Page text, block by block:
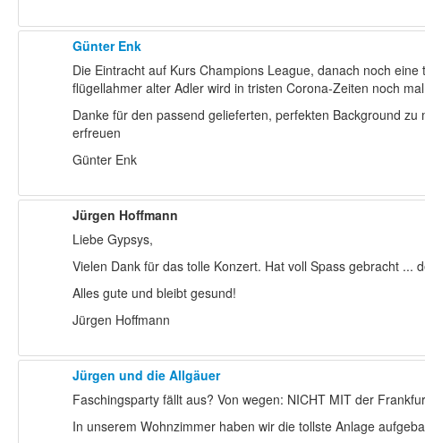
Günter Enk
Die Eintracht auf Kurs Champions League, danach noch
flügellahmer alter Adler wird in tristen Corona-Zeiten noch
Danke für den passend gelieferten, perfekten Background
erfreuen
Günter Enk
Jürgen Hoffmann
Liebe Gypsys,
Vielen Dank für das tolle Konzert. Hat voll Spass gebracht ...
Alles gute und bleibt gesund!
Jürgen Hoffmann
Jürgen und die Allgäuer
Faschingsparty fällt aus? Von wegen: NICHT MIT der
In unserem Wohnzimmer haben wir die tollste Anlage